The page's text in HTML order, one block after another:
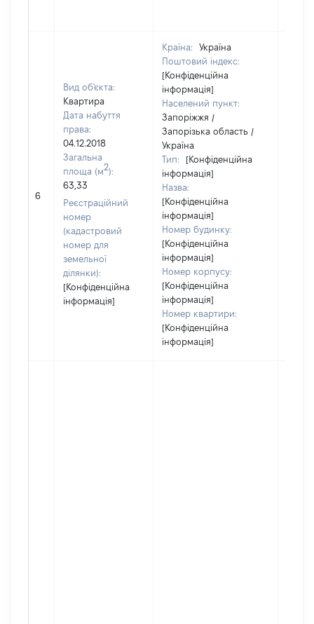
6
Вид об'єкта:
Квартира
Дата набуття
права:
04.12.2018
Загальна
площа (м2):
63,33
Реєстраційний
номер
(кадастровий
номер для
земельної
ділянки):
[Конфіденційна
інформація]
Країна:
Україна
Поштовий індекс:
[Конфіденційна
інформація]
Населений пункт:
Запоріжжя /
Запорізька область /
Україна
Тип:
[Конфіденційна
інформація]
Назва:
[Конфіденційна
інформація]
Номер будинку:
[Конфіденційна
інформація]
Номер корпусу:
[Конфіденційна
інформація]
Номер квартири:
[Конфіденційна
інформація]